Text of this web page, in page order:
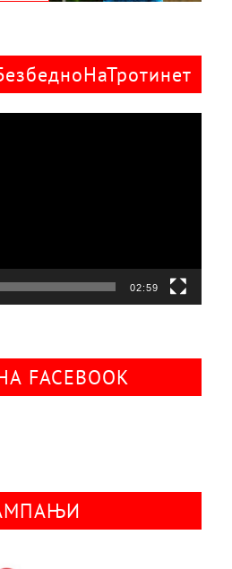
02:59
FACEBOOK